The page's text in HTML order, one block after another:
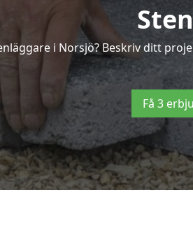
i Norsjö? Beskriv ditt
Få 3